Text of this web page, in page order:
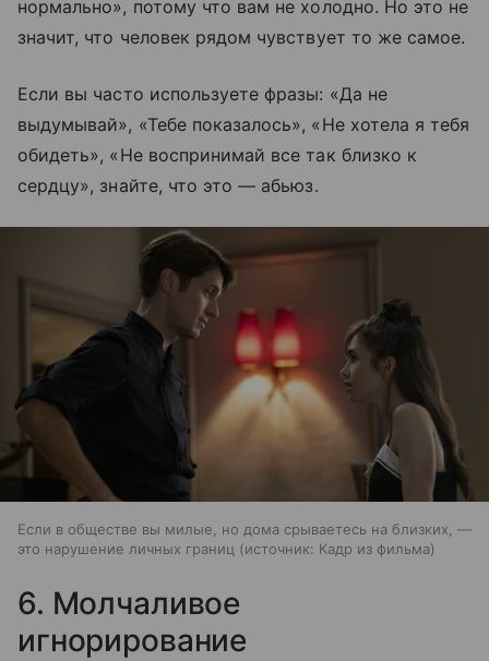
нормально», потому что вам не холодно. Но это не
значит, что человек рядом чувствует то же самое.
Если вы часто используете фразы: «Да не
выдумывай», «Тебе показалось», «Не хотела я тебя
обидеть», «Не воспринимай все так близко к
сердцу», знайте, что это — абьюз.
Если в обществе вы милые, но дома срываетесь на близких, —
это нарушение личных границ
источник: Кадр из фильма
6. Молчаливое
игнорирование